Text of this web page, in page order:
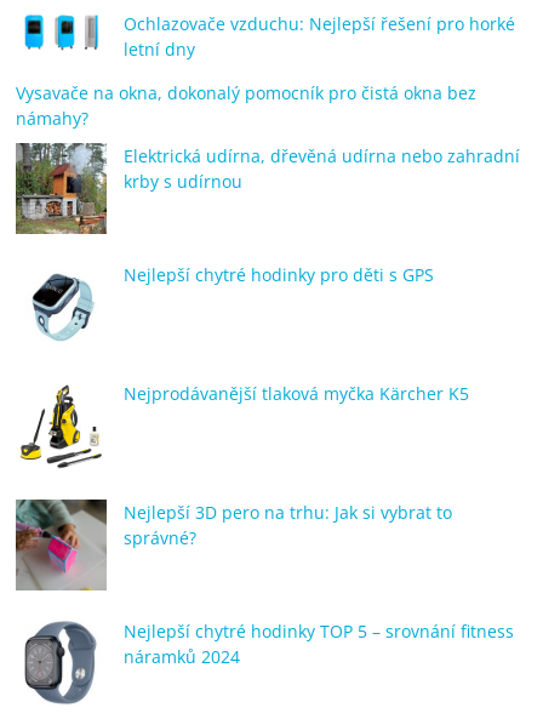
Ochlazovače vzduchu: Nejlepší řešení pro horké
letní dny
Vysavače na okna, dokonalý pomocník pro čistá okna bez
námahy?
Elektrická udírna, dřevěná udírna nebo zahradní
krby s udírnou
Nejlepší chytré hodinky pro děti s GPS
Nejprodávanější tlaková myčka Kärcher K5
Nejlepší 3D pero na trhu: Jak si vybrat to
správné?
Nejlepší chytré hodinky TOP 5 – srovnání fitness
náramků 2024